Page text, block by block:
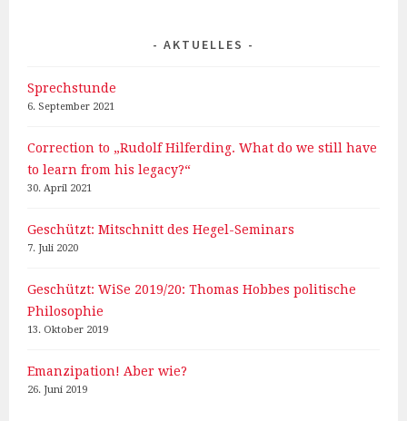
AKTUELLES
Sprechstunde
6. September 2021
Correction to „Rudolf Hilferding. What do we still have
to learn from his legacy?“
30. April 2021
Geschützt: Mitschnitt des Hegel-Seminars
7. Juli 2020
Geschützt: WiSe 2019/20: Thomas Hobbes politische
Philosophie
13. Oktober 2019
Emanzipation! Aber wie?
26. Juni 2019